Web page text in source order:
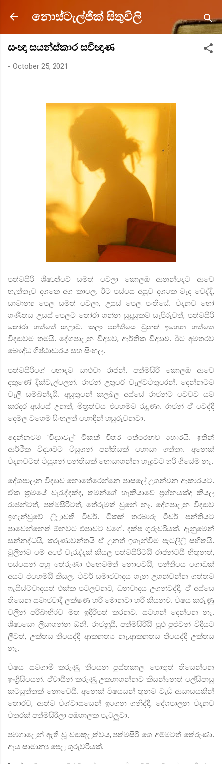
Skip to main content
නොස්ටැල්ජික් සිතුවිලි
සංඥා සයන්ස්කාර සවිඥාණ
- October 25, 2021
පත්මසිරි
ශිෂ්‍යත්වේ සමත් වෙලා කොලඹ ආනන්දෙට ආවේ
හැත්තෑව දශකෙ අග කාලෙ. ඊට පස්සෙ අසූව දශකෙ මැද වෙද්දි,
සාමාන්‍ය පෙල සමත් වෙලා, උසස් පෙල පංතියේ. විද්‍යාව හෝ
ගණිතය උසස් පෙලට තෝරා ගන්න සුදුසුකම් සැපිරුවත්,පත්මසිරි
තෝරා ගත්තේ කලාව. කලා පන්තියෙ වුනත් ඉගෙන ගත්තෙ
විද්‍යාවම තමයි. දේශපාලන විද්‍යාව,ආර්තික විද්‍යාව. ඊට අමතරව
බෞද්ධ ශිෂ්ඨාචාරය සහ සිංහල.
පත්මසිරිගේ හොඳම යාළුවා රාජන්. පත්මසිරි කොලඹ ආවේ
දකුණේ දික්වැල්ලෙන්. රාජන් උතුරේ වැල්වටිතුරෙන්. දෙන්නටම
වැලි සම්බන්දයි. අසූතුනේ කලබල අස්සේ රාජන්ට වෙච්ච යම්
කරදර අස්සේ උනත්,මිත්‍රත්වය එහෙමම රැඳුණා. රාජන් ඒ වෙද්දි
දෙමල වගෙම සිංහලත් හොඳින් හසුරුවනවා.
දෙන්නටම 'විද්‍යාවල්'ටිකක් විතර තේරෙනව හොරයි. ඉතින්
ආර්ථික විද්‍යාවට ටියුශන් පන්තියක් හොයා ගත්තා. අනෙක්
විද්‍යාවටත් ටියුශන් පන්තියක් හොයාගන්න හැදුවට හරි ගියේම නෑ.
දේශපාලන විද්‍යාව නොතේරෙන්නෙ පාසලේ උගන්වන ආකාරයට.
ඒක ක්‍රමයේ වැරැද්දක්ද, තමන්ගේ හැකියාවේ ප්‍රශ්නයක්ද කියල
රාජන්ටත්, පත්මසිරිටත්,තේරුමක් වුනේ නෑ. දේශපාලන විද්‍යාව
ඉගැන්වුවේ ලීලාවතී ටීචර්. ටිකක් තරබාරු ටීචර් පන්තියට
පාවෙන්නෙත් ඕනවට එපාවට වගේ. දක්ෂ ගුරුවරියක්. දැනුමෙන්
සන්නද්ධයි, කරුණාවන්තයි ඒ උනත් ඉගැන්වීම පැටලිලි සහිතයි.
මුලින්ම මේ අපේ වැරැද්දක් කියල පත්මසිරිටයි රාජන්ටයි හිතුනත්,
පස්සෙන් පහු තේරුණා එහෙමමත් නොවෙයි, පන්තියෙ ගොඩක්
අයට එහෙමයි කියල. ටීචර් සමාජවාදය ගැන උගන්වන්න ගත්තම
ෆැසිස්ට්වාදයත් එක්ක පටලවනව, ධනවාදය උගන්වද්දි, ඒ අස්සෙ
තියෙන සමාජවාදී ලක්ෂණ හරි මොනවා හරි කියනව. විෂය කරුණු
වලින් පරිබාහිරව මත ඉදිරිපත් කරනව. සටහන් දෙන්නෙ නෑ.
ශිෂ්‍යයො ලියාගන්න ඕනි. රාජනුයි,පත්මසිරියි පුළු පුළුවන් විදියට
ලීවත්,උක්තය තියෙද්දි ආක්‍යාතය නෑ,ආක්‍යාතය තියෙද්දි උක්තය
නෑ.
විෂය සමගාමී කරුණු තියෙන පුස්තකාල පොතුත් තියෙන්නෙ
ඉංග්‍රිසියෙන්. ඒවායින් කරුණු උකහාගන්නව කියන්නෙත් ලේසිපාසු
කටයුත්තක් නොවෙයි. අනෙක් විෂයයන් තුනම වැඩි ආයාසයකින්
තොරව, ආත්ම විශ්වාසයෙන් ඉගෙන ගනිද්දී,දේශපාලන විද්‍යාව
විතරක් පත්මසිරිලා පඹගාලක පැටලුවා.
පඹගාලෙන් ඇති වූ ව්‍යාකූලත්වය,පත්මසිරි ගෙ අම්මටත් තේරුණා.
ඇය සාමාන්‍ය පෙල ගුරුවරියක්.